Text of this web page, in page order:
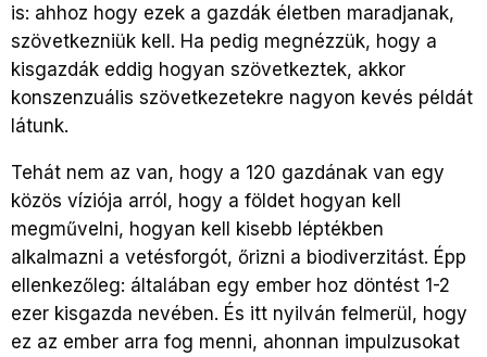
is: ahhoz hogy ezek a gazdák életben maradjanak,
szövetkezniük kell. Ha pedig megnézzük, hogy a
kisgazdák eddig hogyan szövetkeztek, akkor
konszenzuális szövetkezetekre nagyon kevés példát
látunk.
Tehát nem az van, hogy a 120 gazdának van egy
közös víziója arról, hogy a földet hogyan kell
megművelni, hogyan kell kisebb léptékben
alkalmazni a vetésforgót, őrizni a biodiverzitást. Épp
ellenkezőleg: általában egy ember hoz döntést 1-2
ezer kisgazda nevében. És itt nyilván felmerül, hogy
ez az ember arra fog menni, ahonnan impulzusokat